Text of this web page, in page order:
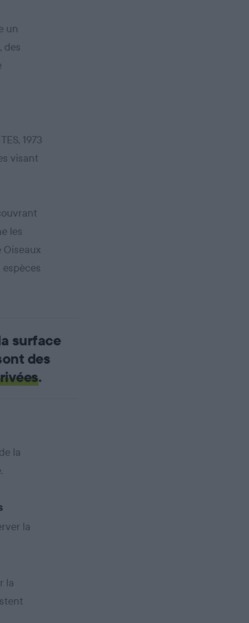
un
des
1973
visant
les
Oiseaux
espèces
surface
des
.
la
la
la